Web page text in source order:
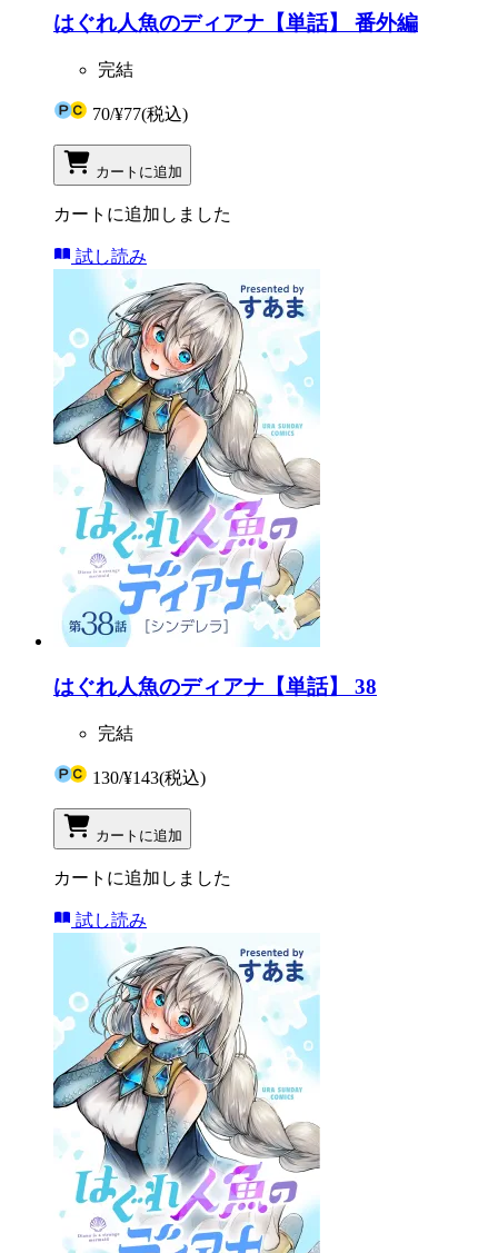
はぐれ人魚のディアナ【単話】 番外編
完結
70/¥77(税込)
カートに追加
カートに追加しました
試し読み
はぐれ人魚のディアナ【単話】 38
完結
130/¥143(税込)
カートに追加
カートに追加しました
試し読み